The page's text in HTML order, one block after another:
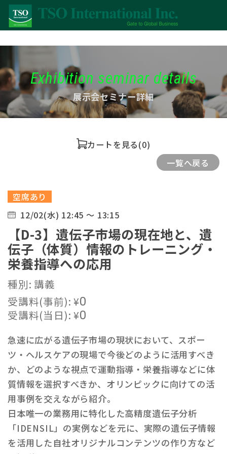
Exhibition seminar details
展示会セミナー詳細
カートを見る(0)
一覧へ戻る
空席あり
12/02(水) 12:45 ～ 13:15
【D-3】遺伝子市場の現在地と、遺
伝子（体質）情報のトレーニング・
栄養指導への応用
種別: 講義
受講料(事前):¥0
受講料(当日):¥0
急速に広がる遺伝子市場の現状において、スポー
ツ・ヘルスケアの現場で今後どのように活用すべき
か、どのような視点で運動指導・栄養指導などに体
質情報を選択すべきか、オリンピックに向けての活
用事例を交えながら紹介。
日本唯一の業務用に特化した高精度遺伝子分析
「IDENSIL」の実例などを元に、実際の遺伝子情報
を活用した自社オリジナルコンテンツの作り方など